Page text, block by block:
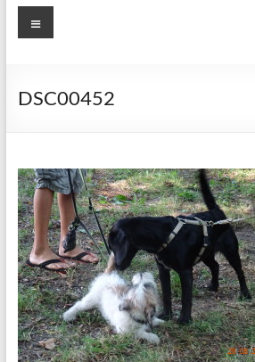
Menü
DSC00452